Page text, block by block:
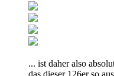
... ist daher also
das dieser 126er so